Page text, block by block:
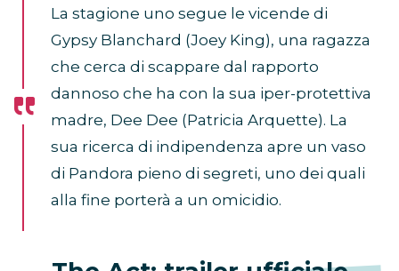
La stagione uno segue le vicende di
Gypsy Blanchard (Joey King), una ragazza
che cerca di scappare dal rapporto
dannoso che ha con la sua iper-protettiva
madre, Dee Dee (Patricia Arquette). La
sua ricerca di indipendenza apre un vaso
di Pandora pieno di segreti, uno dei quali
alla fine porterà a un omicidio.